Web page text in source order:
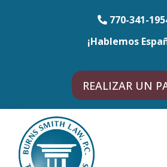
770-341-
¡Hablemos
REALIZAR UN